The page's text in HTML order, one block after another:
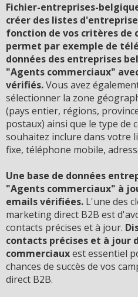
Fichier-entreprises-
créer des listes
fonction de vos critères de
permet par exemple de
données des entreprises
"Agents commerciaux"
vérifiés.Vous avez
sélectionner la zone
(pays entier, régions,
postaux) ainsi que le type de
souhaitez inclure dans votre
fixe, téléphone mobile,
Une base de données
"Agents commerciaux" à
emails vérifiées. L'une des
marketing direct B2B est
contacts précises et à jour. D
contacts précises et à jour
commerciauxest essentiel
chances de succès de vos
direct B2B.